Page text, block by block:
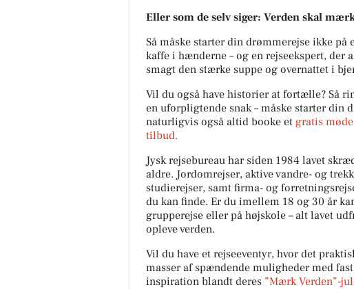
Eller som de selv siger: Verden skal
Så måske starter din drømmerejse ikke
kaffe i hænderne – og en rejseekspert, der
smagt den stærke suppe og overnattet i
Vil du også have historier at fortælle? Så
en uforpligtende snak – måske starter din
naturligvis også altid booke et gratis
tilbud.
Jysk rejsebureau har siden 1984 lavet
aldre. Jordomrejser, aktive vandre- og
studierejser, samt firma- og
du kan finde. Er du imellem 18 og 30 år
grupperejse eller på højskole – alt lavet
opleve verden.
Vil du have et rejseeventyr, hvor det
masser af spændende muligheder med
inspiration blandt deres ”Mærk Verden”-